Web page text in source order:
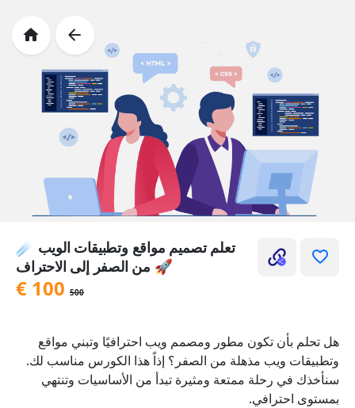
تعلم تصميم مواقع وتطبيقات الويب ☄️
من الصفر إلى الاحتراف 🚀
€ 100 500
هل تحلم بأن تكون مطور ومصمم ويب احترافيًا وتبني مواقع
وتطبيقات ويب مذهلة من الصفر؟ إذاً هذا الكورس مناسب لك.
سنأخذك في رحلة ممتعة ومثيرة تبدأ من الأساسيات وتنتهي
بمستوى احترافي.